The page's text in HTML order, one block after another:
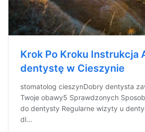
Krok Po Kroku Instrukcja
dentystę w Cieszynie
stomatolog cieszynDobry dentysta
Twoje obawy5 Sprawdzonych
do dentysty Regularne wizyty u
dl...